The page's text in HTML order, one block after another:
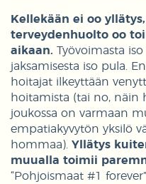
Kellekään ei oo
terveydenhuolto oo
aikaan. Työvoimasta
jaksamisesta iso pula.
hoitajat ilkeyttään
hoitamista (tai no, näin
joukossa on varmaan
empatiakyvytön yksilö
hommaa). Yllätys
muualla toimii
“Pohjoismaat #1